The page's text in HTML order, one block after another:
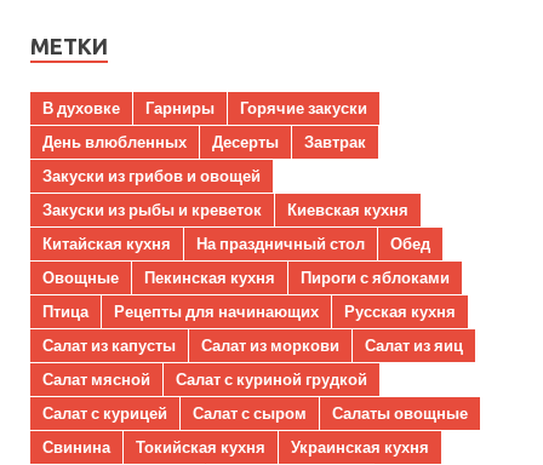
МЕТКИ
В духовке Гарниры
Горячие закуски
День влюбленных
Десерты
Завтрак
Закуски из грибов и овощей
Закуски из рыбы и креветок
Киевская кухня
Китайская кухня
На праздничный стол
Обед
Овощные
Пекинская кухня
Пироги с яблоками
Птица
Рецепты для начинающих
Русская кухня
Салат из капусты
Салат из моркови
Салат из яиц
Салат мясной
Салат с куриной грудкой
Салат с курицей
Салат с сыром
Салаты овощные
Свинина
Токийская кухня
Украинская кухня